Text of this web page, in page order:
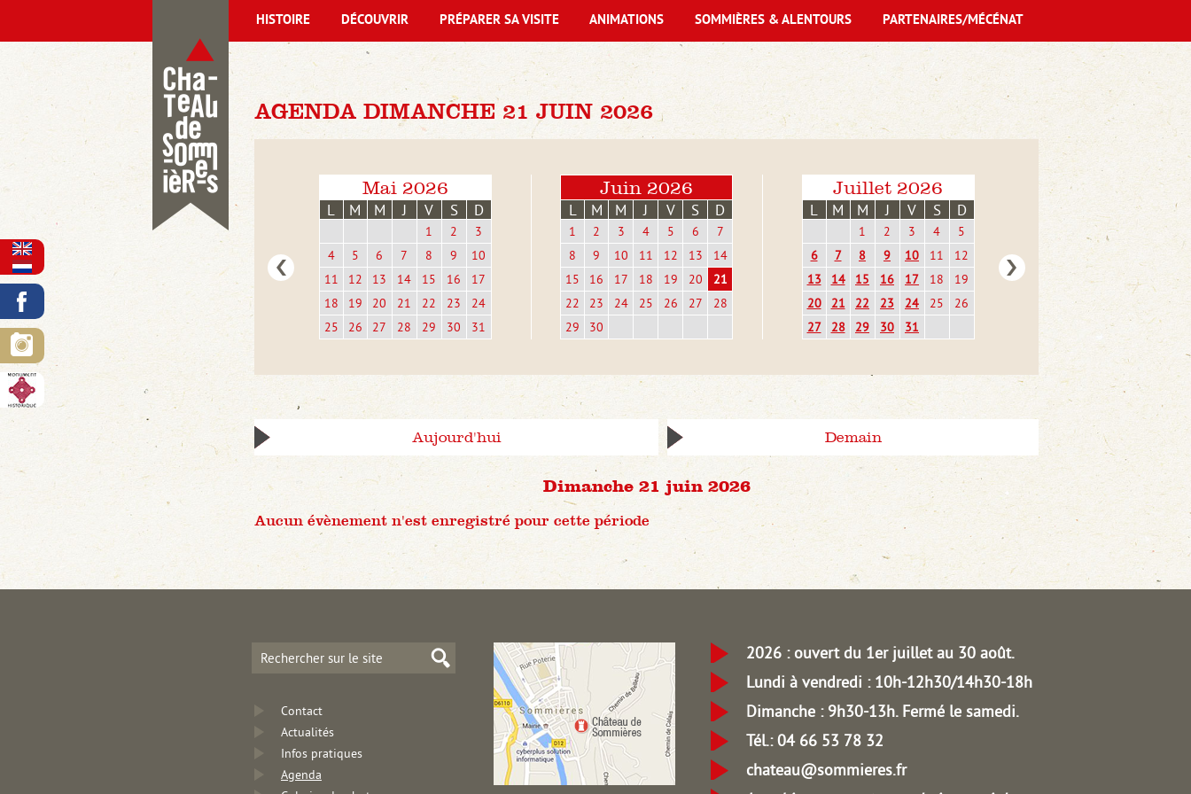
AGENDA DIMANCHE 21 JUIN 2026
Mai 2026
L M M J V S D
1 2
3
4
5 6 7 8 9
10
11
12 13 14 15 16
17
18
19 20 21 22 23
24
25
26 27 28 29 30 31
Juin 2026
L M M J V S D
1 2 3 4 5 6
7
8
9 10 11 12 13
14
15
16 17 18 19 20
21
22
23 24 25 26 27
28
29
30
Juillet 2026
L M M J V S D
1 2 3 4
5
6
7 8 9 10 11
12
13
14 15 16 17 18
19
20
21 22 23 24 25
26
27
28 29 30 31
Aujourd'hui Demain
Dimanche 21 juin 2026
Aucun évènement n'est enregistré pour cette période
HISTOIRE DÉCOUVRIR PRÉPARER SA VISITE ANIMATIONS SOMMIÈRES & ALENTOURS PARTENAIRES/MÉCÉNAT
Contact
Actualités
Infos pratiques
Agenda
2026 : ouvert du 1er juillet au 30 août.
Lundi à vendredi : 10h-12h30/14h30-18h
Dimanche : 9h30-13h. Fermé le samedi.
Tél.: 04 66 53 78 32
chateau@sommieres.fr